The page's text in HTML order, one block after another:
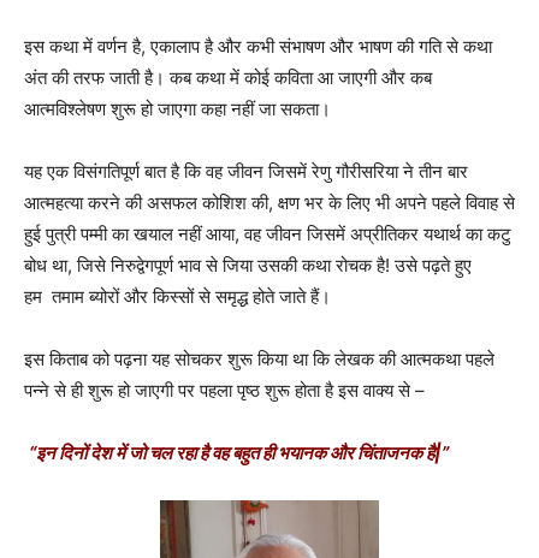
इस कथा में वर्णन है, एकालाप है और कभी संभाषण और भाषण की गति से कथा
अंत की तरफ जाती है। कब कथा में कोई कविता आ जाएगी और कब
आत्मविश्लेषण शुरू हो जाएगा कहा नहीं जा सकता।
यह एक विसंगतिपूर्ण बात है कि वह जीवन जिसमें रेणु गौरीसरिया ने तीन बार
आत्महत्या करने की असफल कोशिश की, क्षण भर के लिए भी अपने पहले विवाह से
हुई पुत्री पम्मी का खयाल नहीं आया, वह जीवन जिसमें अप्रीतिकर यथार्थ का कटु
बोध था, जिसे निरुद्वेगपूर्ण भाव से जिया उसकी कथा रोचक है! उसे पढ़ते हुए
हम तमाम ब्योरों और किस्सों से समृद्ध होते जाते हैं।
इस किताब को पढ़ना यह सोचकर शुरू किया था कि लेखक की आत्मकथा पहले
पन्ने से ही शुरू हो जाएगी पर पहला पृष्ठ शुरू होता है इस वाक्य से –
“इन दिनों देश में जो चल रहा है वह बहुत ही भयानक और चिंताजनक है|”